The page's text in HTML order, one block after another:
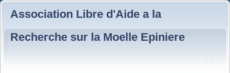
Association Libre d'Aide a la
Recherche sur la Moelle Epiniere